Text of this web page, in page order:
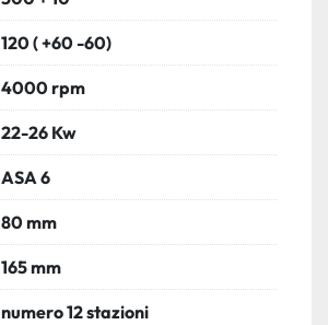
120 ( +60 -60)
4000 rpm
22-26 Kw
ASA 6
80 mm
165 mm
numero 12 stazioni